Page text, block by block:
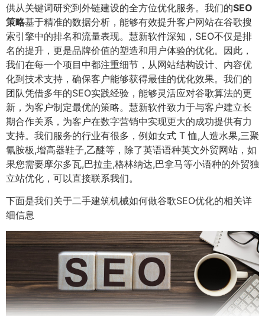
供从关键词研究到外链建设的全方位优化服务。我们的SEO
策略基于精准的数据分析，能够有效提升客户网站在谷歌搜
索引擎中的排名和流量表现。慧新软件深知，SEO不仅是排
名的提升，更是品牌价值的塑造和用户体验的优化。因此，
我们在每一个项目中都注重细节，从网站结构设计、内容优
化到技术支持，确保客户能够获得最佳的优化效果。我们的
团队凭借多年的SEO实践经验，能够灵活应对谷歌算法的更
新，为客户制定最优的策略。慧新软件致力于与客户建立长
期合作关系，为客户在数字营销中实现更大的成功提供有力
支持。我们服务的行业有很多，例如女式 T 恤,人造水果,三聚
氰胺板,增高器鞋子,乙醚等，除了英语语种英文外贸网站，如
果您需要摩尔多瓦,巴拉圭,格林纳达,巴拿马等小语种的外贸独
立站优化，可以直接联系我们。
下面是我们关于二手建筑机械如何做谷歌SEO优化的相关详
细信息